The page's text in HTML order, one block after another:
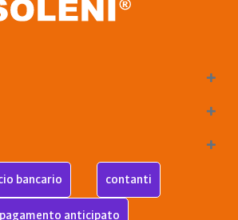
bancario contanti
pagamento anticipato